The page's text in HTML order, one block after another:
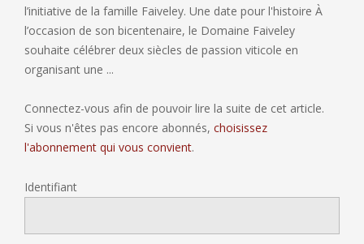
l’initiative de la famille Faiveley. Une date pour l'histoire À
l’occasion de son bicentenaire, le Domaine Faiveley
souhaite célébrer deux siècles de passion viticole en
organisant une ...
Connectez-vous afin de pouvoir lire la suite de cet article.
Si vous n'êtes pas encore abonnés, choisissez
l'abonnement qui vous convient.
Identifiant